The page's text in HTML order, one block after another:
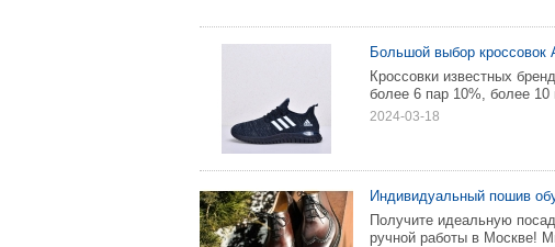
Большой выбор кроссовок
Кроссовки известных
более 6 пар 10%, более 10
2024-03-18
Индивидуальный пошив
Получите идеальную
ручной работы в Москве!